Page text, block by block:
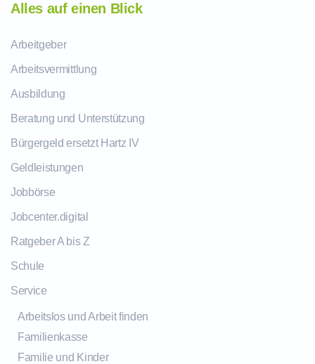
Alles auf einen Blick
Arbeitgeber
Arbeitsvermittlung
Ausbildung
Beratung und Unterstützung
Bürgergeld ersetzt Hartz IV
Geldleistungen
Jobbörse
Jobcenter.digital
Ratgeber A bis Z
Schule
Service
Arbeitslos und Arbeit finden
Familienkasse
Familie und Kinder